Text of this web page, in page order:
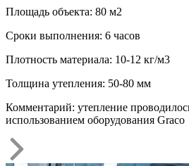
Площадь объекта: 80 м2
Сроки выполнения: 6 часов
Плотность материала: 10-12 кг/м3
Толщина утепления: 50-80 мм
Комментарий: утепление
использованием оборудования Graco